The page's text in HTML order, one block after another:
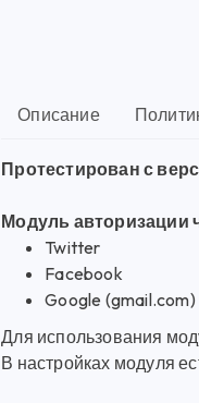
Описание
Протестирован с
Модуль авторизации
Twitter
Facebook
Google (gmail.com)
Для использования
В настройках модуля